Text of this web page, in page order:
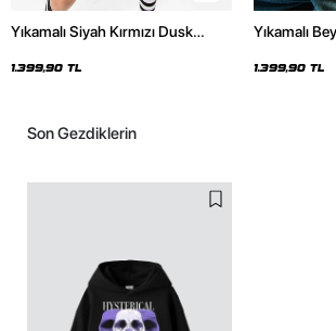
Yıkamalı Siyah Kırmızı Dusk
1.399,90 TL
Yıkamalı
1.399,90 TL
Son Gezdiklerin